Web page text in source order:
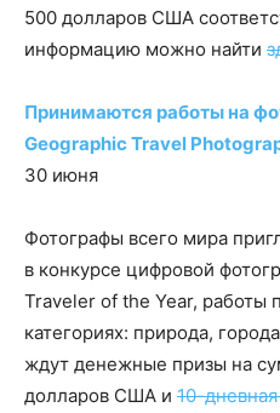
500 долларов США
информацию можно найти
Принимаются работы на
Geographic Travel
30 июня
Фотографы всего мира
в конкурсе цифровой
Traveler of the Year, работы
категориях: природа,
ждут денежные призы на
долларов США и 10-